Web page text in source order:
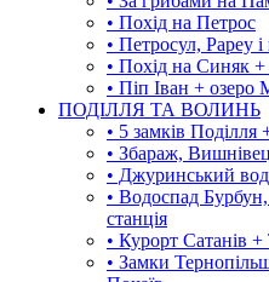
• Похід на Петрос
• Петросул, Рареу
• Похід на Синяк
• Піп Іван + озеро
ПОДІЛЛЯ ТА ВОЛИНЬ
• 5 замків Поділля
• Збараж,
• Джуринський
• Водоспад
станція
• Курорт Сатанів
• Замки